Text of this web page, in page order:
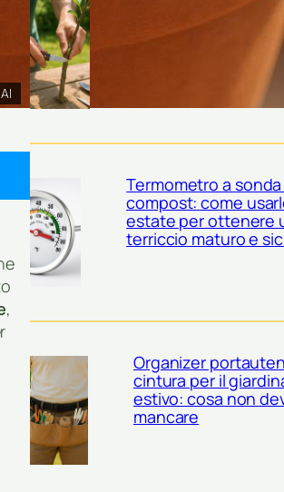
,
Set di coltelli da
come scegliere gli
giusti per i lavori di
Termometro a
compost: come
estate per ottenere
terriccio maturo e
Organizer
cintura per il
estivo: cosa non
mancare